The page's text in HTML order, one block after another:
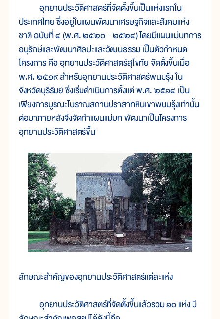
อุทยานประวัติศาสตร์ที่จัดตั้งขึ้นเป็นแห่งแรกใน
ประเทศไทย ซึ่งอยู่ในแผนพัฒนาเศรษฐกิจและสังคมแห่ง
ชาติ ฉบับที่ ๔ (พ.ศ. ๒๕๒๐ - ๒๕๒๔) โดยมีแผนแม่บทการ
อนุรักษ์และพัฒนาศิลปะและวัฒนธรรม เป็นตัวกำหนด
โครงการ คือ อุทยานประวัติศาสตร์สุโขทัย จัดตั้งขึ้นเมื่อ
พ.ศ. ๒๕๑๙ สำหรับอุทยานประวัติศาสตร์พนมรุ้ง ใน
จังหวัดบุรีรัมย์ ซึ่งเริ่มดำเนินการตั้งแต่ พ.ศ. ๒๕๑๔ เป็น
เพียงการบูรณะโบราณสถานปราสาทหินเขาพนมรุ้งเท่านั้น
ต่อมาภายหลังจึงจัดทำแผนแม่บท พัฒนาเป็นโครงการ
อุทยานประวัติศาสตร์ขึ้น
ลักษณะสำคัญของอุทยานประวัติศาสตร์แต่ละแห่ง
อุทยานประวัติศาสตร์ที่จัดตั้งขึ้นแล้วรวม ๑๐ แห่ง มี